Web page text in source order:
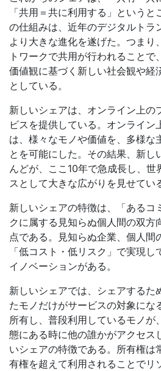
「共用＝共に利用する」という
の仕組みは、近年のデジタルトラ
より大きな進化を遂げた。つまり
トワークで共用が行われること
価値観に基づく新しい社会観や経
としている。
新しいシェアは、オンライン上の
ビスを提供している。オンライン
は、様々なモノや価値を、多様な
とを可能にした。その結果、新し
んどが、ここ10年で急成長し、
スとして大きな広がりを見せてい
新しいシェアの特徴は、「あるコ
クに属する見知らぬ個人間の双方
点である。見知らぬ企業、個人間
「低コスト・低リスク」で実現
イノベーションがある。
新しいシェアでは、シェアするた
たモノだけがサービスの対象にな
所有し、普段利用しているモノが
態にある時に他の誰かがアクセス
いシェアの特徴である。所有権は
有権を超えて利用されることでリ